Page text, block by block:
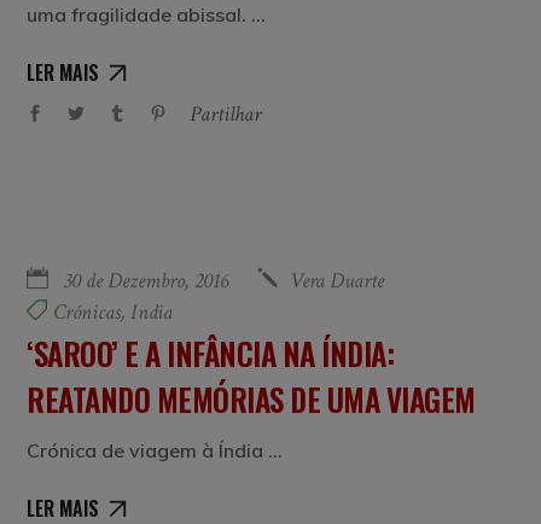
uma fragilidade abissal.
LER MAIS
Partilhar
30 de Dezembro, 2016
Vera Duarte
Crónicas, India
‘SAROO’ E A INFÂNCIA NA ÍNDIA:
REATANDO MEMÓRIAS DE UMA VIAGEM
Crónica de viagem à Índia
LER MAIS